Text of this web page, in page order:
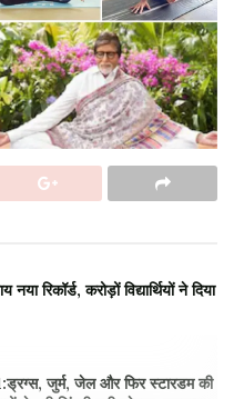
रिकॉर्ड, करोड़ों विद्यार्थियों ने दिया
जुर्म, जेल और फिर स्टारडम की